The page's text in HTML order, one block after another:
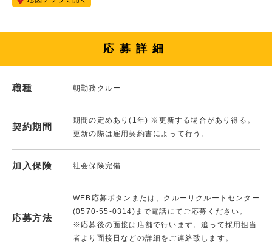
応募詳細
職種 朝勤務クルー
契約期間
期間の定めあり(1年) ※更新する場合があり得る。
更新の際は雇用契約書によって行う。
加入保険 社会保険完備
応募方法
WEB応募ボタンまたは、クルーリクルートセンター
(0570-55-0314)まで電話にてご応募ください。
※応募後の面接は店舗で行います。追って採用担当
者より面接日などの詳細をご連絡致します。